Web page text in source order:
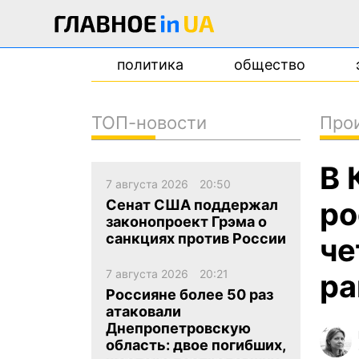
политика общество
В
ТОП-новости
7 августа 2026 20:50
Сенат США поддержал
законопроект Грэма о
санкциях против России
7 августа 2026 20:21
Россияне более 50 раз
атаковали
Днепропетровскую
область: двое погибших,